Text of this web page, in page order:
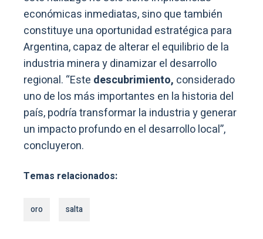
económicas inmediatas, sino que también
constituye una oportunidad estratégica para
Argentina, capaz de alterar el equilibrio de la
industria minera y dinamizar el desarrollo
regional. “Este descubrimiento, considerado
uno de los más importantes en la historia del
país, podría transformar la industria y generar
un impacto profundo en el desarrollo local”,
concluyeron.
Temas relacionados:
oro salta